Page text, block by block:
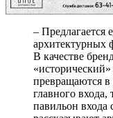
– Предлагается
архитектурных
В качестве
превращаются в
главного
павильон входа